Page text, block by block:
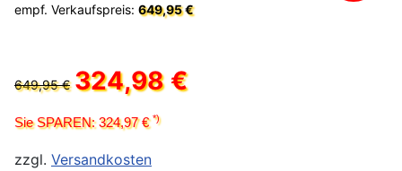
empf. Verkaufspreis: 649,95 €
649,95 € 324,98 €
Sie SPAREN: 324,97 €*)
zzgl. Versandkosten